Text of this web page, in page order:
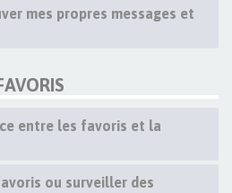
mes propres messages et
entre les favoris et la
ou surveiller des